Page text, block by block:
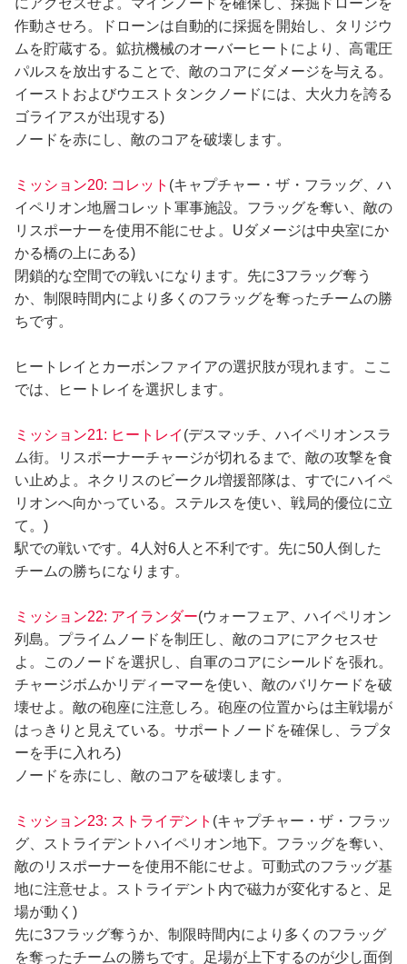
にアクセスせよ。マインノードを確保し、採掘ドローンを
作動させろ。ドローンは自動的に採掘を開始し、タリジウ
ムを貯蔵する。鉱抗機械のオーバーヒートにより、高電圧
パルスを放出することで、敵のコアにダメージを与える。
イーストおよびウエストタンクノードには、大火力を誇る
ゴライアスが出現する)
ノードを赤にし、敵のコアを破壊します。
ミッション20: コレット (キャプチャー・ザ・フラッグ、ハ
イペリオン地層コレット軍事施設。フラッグを奪い、敵の
リスポーナーを使用不能にせよ。Uダメージは中央室にか
かる橋の上にある)
閉鎖的な空間での戦いになります。先に3フラッグ奪う
か、制限時間内により多くのフラッグを奪ったチームの勝
ちです。
ヒートレイとカーボンファイアの選択肢が現れます。ここ
では、ヒートレイを選択します。
ミッション21: ヒートレイ (デスマッチ、ハイペリオンスラ
ム街。リスポーナーチャージが切れるまで、敵の攻撃を食
い止めよ。ネクリスのビークル増援部隊は、すでにハイペ
リオンへ向かっている。ステルスを使い、戦局的優位に立
て。)
駅での戦いです。4人対6人と不利です。先に50人倒した
チームの勝ちになります。
ミッション22: アイランダー(ウォーフェア、ハイペリオン
列島。プライムノードを制圧し、敵のコアにアクセスせ
よ。このノードを選択し、自軍のコアにシールドを張れ。
チャージボムかリディーマーを使い、敵のバリケードを破
壊せよ。敵の砲座に注意しろ。砲座の位置からは主戦場が
はっきりと見えている。サポートノードを確保し、ラプタ
ーを手に入れろ)
ノードを赤にし、敵のコアを破壊します。
ミッション23: ストライデント (キャプチャー・ザ・フラッ
グ、ストライデントハイペリオン地下。フラッグを奪い、
敵のリスポーナーを使用不能にせよ。可動式のフラッグ基
地に注意せよ。ストライデント内で磁力が変化すると、足
場が動く)
先に3フラッグ奪うか、制限時間内により多くのフラッグ
を奪ったチームの勝ちです。足場が上下するのが少し面倒